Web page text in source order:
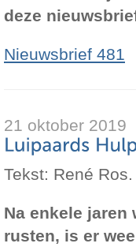
deze
Nieuwsbrief 481
21 oktober 2019
Tekst: René Ros.
Na enkele jaren
rusten, is er